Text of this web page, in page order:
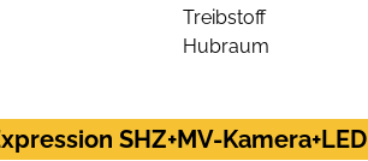
Treibstoff
Hubraum
SHZ+MV-Kamera+LED